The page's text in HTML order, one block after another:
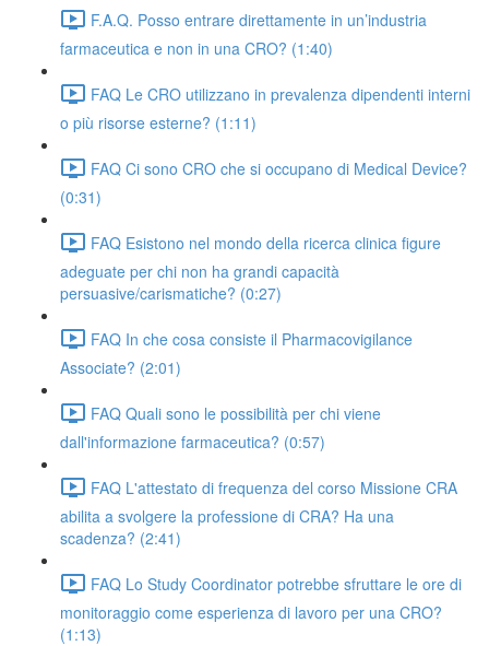
F.A.Q. Posso entrare direttamente in un’industria
farmaceutica e non in una CRO? (1:40)
FAQ Le CRO utilizzano in prevalenza dipendenti interni
o più risorse esterne? (1:11)
FAQ Ci sono CRO che si occupano di Medical Device?
(0:31)
FAQ Esistono nel mondo della ricerca clinica figure
adeguate per chi non ha grandi capacità
persuasive/carismatiche? (0:27)
FAQ In che cosa consiste il Pharmacovigilance
Associate? (2:01)
FAQ Quali sono le possibilità per chi viene
dall'informazione farmaceutica? (0:57)
FAQ L'attestato di frequenza del corso Missione CRA
abilita a svolgere la professione di CRA? Ha una
scadenza? (2:41)
FAQ Lo Study Coordinator potrebbe sfruttare le ore di
monitoraggio come esperienza di lavoro per una CRO?
(1:13)